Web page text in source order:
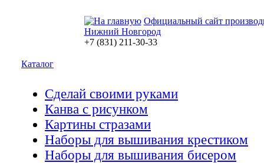
Официальный сайт
Нижний Новгород
+7 (831) 211-30-33
Каталог
Сделай своими руками
Канва с рисунком
Картины стразами
Наборы для вышивания крестиком
Наборы для вышивания бисером